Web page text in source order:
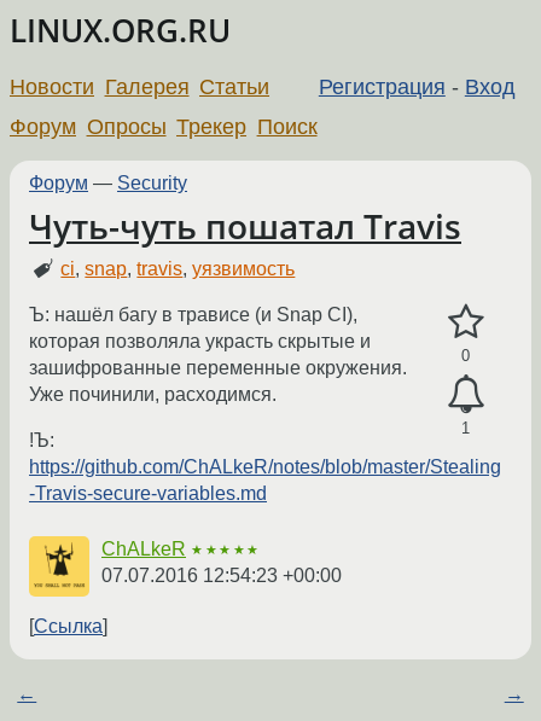
LINUX.ORG.RU
Регистрация - Вход
Новости Галерея Статьи
Форум Опросы Трекер Поиск
Форум — Security
Чуть-чуть пошатал Travis
ci,snap,travis,уязвимость
0
1
Ъ: нашёл багу в трависе (и Snap CI),
которая позволяла украсть скрытые и
зашифрованные переменные окружения.
Уже починили, расходимся.
!Ъ:
https://github.com/ChALkeR/notes/blob/master/Stealing
-Travis-secure-variables.md
ChALkeR ★★★★★
07.07.2016 12:54:23 +00:00
Ссылка
← →